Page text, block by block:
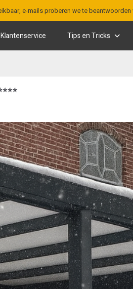
e-mails proberen we te
Klantenservice Tips en Tricks